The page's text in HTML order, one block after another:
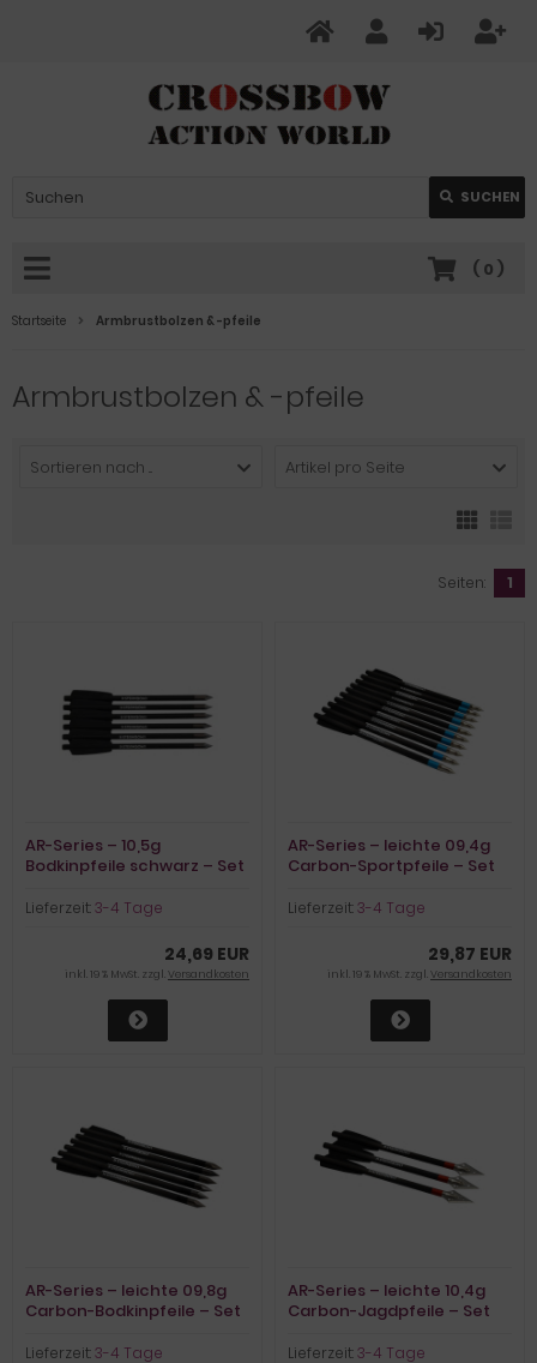
SUCHEN
( 0 )
Startseite Armbrustbolzen & -pfeile
Armbrustbolzen & -pfeile
Sortieren nach ... Artikel pro Seite
Seiten: 1
AR-Series – 10,5g
Bodkinpfeile schwarz – Set
Lieferzeit:3-4 Tage
24,69 EUR
inkl. 19 % MwSt. zzgl.Versandkosten
AR-Series – leichte 09,4g
Carbon-Sportpfeile – Set
Lieferzeit:3-4 Tage
29,87 EUR
inkl. 19 % MwSt. zzgl.Versandkosten
AR-Series – leichte 09,8g
Carbon-Bodkinpfeile – Set
Lieferzeit:3-4 Tage
AR-Series – leichte 10,4g
Carbon-Jagdpfeile – Set
Lieferzeit:3-4 Tage